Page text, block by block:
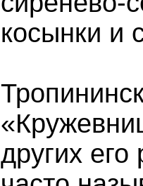
косынки и
других его